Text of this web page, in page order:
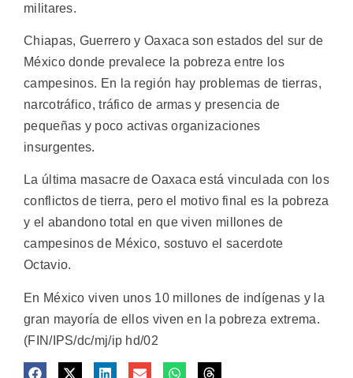
militares.
Chiapas, Guerrero y Oaxaca son estados del sur de
México donde prevalece la pobreza entre los
campesinos. En la región hay problemas de tierras,
narcotráfico, tráfico de armas y presencia de
pequeñas y poco activas organizaciones
insurgentes.
La última masacre de Oaxaca está vinculada con los
conflictos de tierra, pero el motivo final es la pobreza
y el abandono total en que viven millones de
campesinos de México, sostuvo el sacerdote
Octavio.
En México viven unos 10 millones de indígenas y la
gran mayoría de ellos viven en la pobreza extrema.
(FIN/IPS/dc/mj/ip hd/02